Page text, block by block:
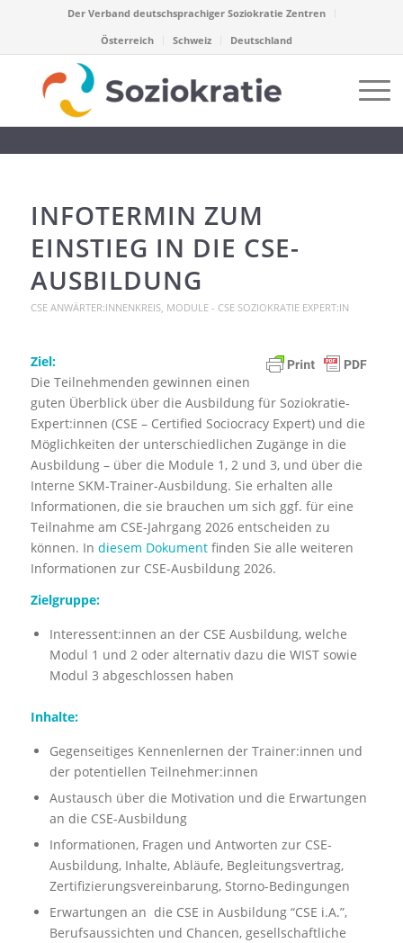
Der Verband deutschsprachiger Soziokratie Zentren
Österreich
Schweiz Deutschland
INFOTERMIN ZUM
EINSTIEG IN DIE CSE-
AUSBILDUNG
CSE ANWÄRTER:INNENKREIS, MODULE - CSE SOZIOKRATIE EXPERT:IN
Ziel:
Die Teilnehmenden gewinnen einen
guten Überblick über die Ausbildung für Soziokratie-
Expert:innen (CSE – Certified Sociocracy Expert) und die
Möglichkeiten der unterschiedlichen Zugänge in die
Ausbildung – über die Module 1, 2 und 3, und über die
Interne SKM-Trainer-Ausbildung. Sie erhalten alle
Informationen, die sie brauchen um sich ggf. für eine
Teilnahme am CSE-Jahrgang 2026 entscheiden zu
können. In diesem Dokumentfinden Sie alle weiteren
Informationen zur CSE-Ausbildung 2026.
Zielgruppe:
Interessent:innen an der CSE Ausbildung, welche
Modul 1 und 2 oder alternativ dazu die WIST sowie
Modul 3 abgeschlossen haben
Inhalte:
Gegenseitiges Kennenlernen der Trainer:innen und
der potentiellen Teilnehmer:innen
Austausch über die Motivation und die Erwartungen
an die CSE-Ausbildung
Informationen, Fragen und Antworten zur CSE-
Ausbildung, Inhalte, Abläufe, Begleitungsvertrag,
Zertifizierungsvereinbarung, Storno-Bedingungen
Erwartungen an die CSE in Ausbildung “CSE i.A.”,
Berufsaussichten und Chancen, gesellschaftliche